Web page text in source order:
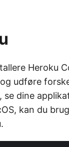
Heroku
udføre
dine
kan du